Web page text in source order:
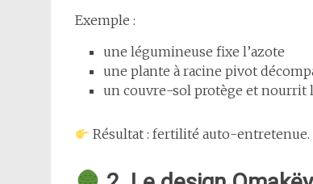
Exemple :
une légumineuse fixe l’azote
une plante à racine pivot
un couvre-sol protège et nourrit
Résultat : fertilité auto-entretenue.